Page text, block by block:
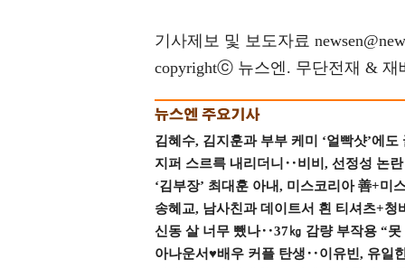
기사제보 및 보도자료
copyrightⓒ 뉴스엔. 무단전재 & 재
김혜수, 김지훈과 부부 케미 ‘얼빡샷’에도
지퍼 스르륵 내리더니‥비비, 선정성 논
‘김부장’ 최대훈 아내, 미스코리아 善+미
송혜교, 남사친과 데이트서 흰 티셔츠+
신동 살 너무 뺐나‥37㎏ 감량 부작용 “
아나운서♥배우 커플 탄생‥이유빈, 유일